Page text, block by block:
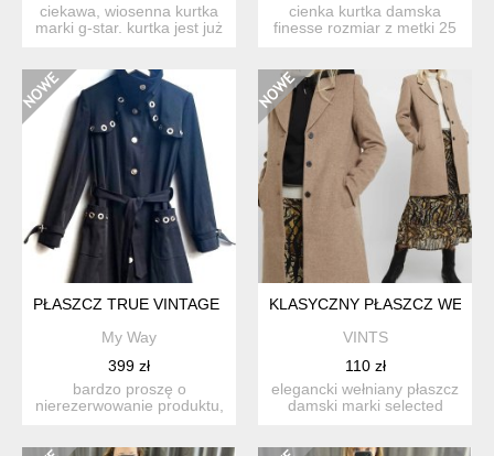
ciekawa, wiosenna kurtka
marki g-star. kurtka jest już
cienka kurtka damska
finesse rozmiar z metki 25
PŁASZCZ TRUE VINTAGE UNIKAT
My Way
399 zł
bardzo proszę o
nierezerwowanie produktu,
KLASYCZNY PŁASZCZ
VINTS
110 zł
elegancki wełniany płaszcz
damski marki selected